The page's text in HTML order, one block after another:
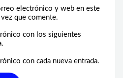
electrónico y web en este
que comente.
con los siguientes
con cada nueva entrada.